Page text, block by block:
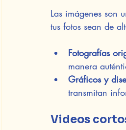
Las imágenes son
tus fotos sean de
Fotografías
manera
Gráficos y
transmitan
Videos